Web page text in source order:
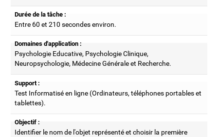
Durée de la tâche :
Entre 60 et 210 secondes environ.
Domaines d'application :
Psychologie Educative, Psychologie Clinique,
Neuropsychologie, Médecine Générale et Recherche.
Support :
Test Informatisé en ligne (Ordinateurs, téléphones portables et
tablettes).
Objectif :
Identifier le nom de l'objet représenté et choisir la première